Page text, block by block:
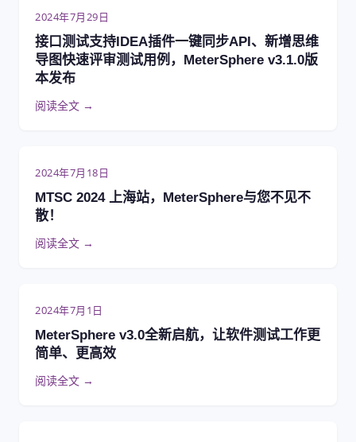
2024年7月29日
接口测试支持IDEA插件一键同步API、新增思维
导图快速评审测试用例，MeterSphere v3.1.0版
本发布
阅读全文 →
2024年7月18日
MTSC 2024 上海站，MeterSphere与您不见不
散！
阅读全文 →
2024年7月1日
MeterSphere v3.0全新启航，让软件测试工作更
简单、更高效
阅读全文 →